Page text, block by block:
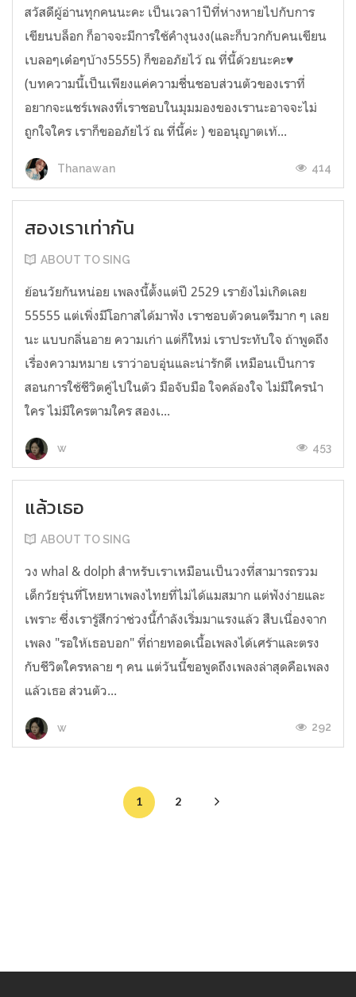
สวัสดีผู้อ่านทุกคนนะคะ เป็นเวลา1ปีที่ห่างหายไปกับการ
เขียนบล็อก ก็อาจจะมีการใช้คำงุนงง(และก็บวกกับคนเขียน
เบลอๆเด๋อๆบ้าง5555) ก็ขออภัยไว้ ณ ที่นี้ด้วยนะคะ♥
(บทความนี้เป็นเพียงแค่ความชื่นชอบส่วนตัวของเราที่
อยากจะแชร์เพลงที่เราชอบในมุมมองของเรานะอาจจะไม่
ถูกใจใคร เราก็ขออภัยไว้ ณ ที่นี้ค่ะ ) ขออนุญาตเท้...
Thanawan 414
สองเราเท่ากัน
ABOUT TO SING
ย้อนวัยกันหน่อย เพลงนี้ตั้งแต่ปี 2529 เรายังไม่เกิดเลย
55555 แต่เพิ่งมีโอกาสได้มาฟัง เราชอบตัวดนตรีมาก ๆ เลย
นะ แบบกลิ่นอาย ความเก่า แต่ก็ใหม่ เราประทับใจ ถ้าพูดถึง
เรื่องความหมาย เราว่าอบอุ่นและน่ารักดี เหมือนเป็นการ
สอนการใช้ชีวิตคู่ไปในตัว มือจับมือ ใจคล้องใจ ไม่มีใครนำ
ใคร ไม่มีใครตามใคร สองเ...
w 453
แล้วเธอ
ABOUT TO SING
วง whal & dolph สำหรับเราเหมือนเป็นวงที่สามารถรวม
เด็กวัยรุ่นที่โหยหาเพลงไทยที่ไม่ได้แมสมาก แต่ฟังง่ายและ
เพราะ ซึ่งเรารู้สึกว่าช่วงนี้กำลังเริ่มมาแรงแล้ว สืบเนื่องจาก
เพลง "รอให้เธอบอก" ที่ถ่ายทอดเนื้อเพลงได้เศร้าและตรง
กับชีวิตใครหลาย ๆ คน แต่วันนี้ขอพูดถึงเพลงล่าสุดคือเพลง
แล้วเธอ ส่วนตัว...
w 292
1 2